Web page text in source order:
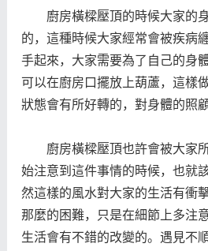
廚房橫樑壓頂的時候大家的身
的，這種時候大家經常會被疾病
手起來，大家需要為了自己的身
可以在廚房口擺放上葫蘆，這樣
狀態會有所好轉的，對身體的照
廚房橫樑壓頂也許會被大家所
始注意到這件事情的時候，也就
然這樣的風水對大家的生活有衝
那麼的困難，只是在細節上多注
生活會有不錯的改變的。遇見不